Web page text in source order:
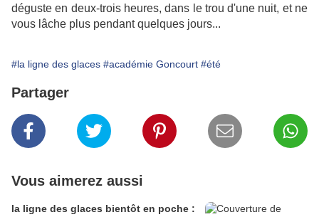
déguste en deux-trois heures, dans le trou d'une nuit, et ne
vous lâche plus pendant quelques jours...
#la ligne des glaces #académie Goncourt #été
Partager
Vous aimerez aussi
la ligne des glaces bientôt en poche :